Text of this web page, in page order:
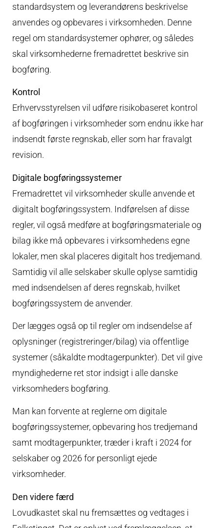
standardsystem og leverandørens beskrivelse
anvendes og opbevares i virksomheden. Denne
regel om standardsystemer ophører, og således
skal virksomhederne fremadrettet beskrive sin
bogføring.
Kontrol
Erhvervsstyrelsen vil udføre risikobaseret kontrol
af bogføringen i virksomheder som endnu ikke har
indsendt første regnskab, eller som har fravalgt
revision.
Digitale bogføringssystemer
Fremadrettet vil virksomheder skulle anvende et
digitalt bogføringssystem. Indførelsen af disse
regler, vil også medføre at bogføringsmateriale og
bilag ikke må opbevares i virksomhedens egne
lokaler, men skal placeres digitalt hos tredjemand.
Samtidig vil alle selskaber skulle oplyse samtidig
med indsendelsen af deres regnskab, hvilket
bogføringssystem de anvender.
Der lægges også op til regler om indsendelse af
oplysninger (registreringer/bilag) via offentlige
systemer (såkaldte modtagerpunkter). Det vil give
myndighederne ret stor indsigt i alle danske
virksomheders bogføring.
Man kan forvente at reglerne om digitale
bogføringssystemer, opbevaring hos tredjemand
samt modtagerpunkter, træder i kraft i 2024 for
selskaber og 2026 for personligt ejede
virksomheder.
Den videre færd
Lovudkastet skal nu fremsættes og vedtages i